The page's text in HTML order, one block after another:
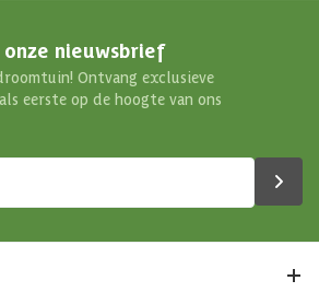
nieuwsbrief
Ontvang exclusieve
eerste op de hoogte van ons